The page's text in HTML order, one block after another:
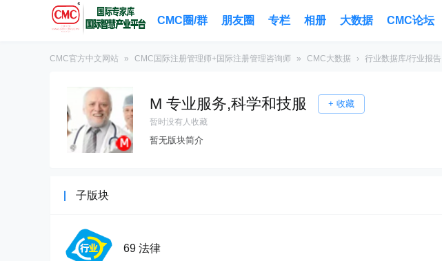
CMC圈/群 朋友圈 专栏 相册 大数据 CMC论坛
CMC官方中文网站 » CMC国际注册管理师+国际注册管理咨询师 » CMC大数据 › 行业数据库/行业报告
M 专业服务,科学和技服 + 收藏
暂时没有人收藏
暂无版块简介
子版块
69 法律